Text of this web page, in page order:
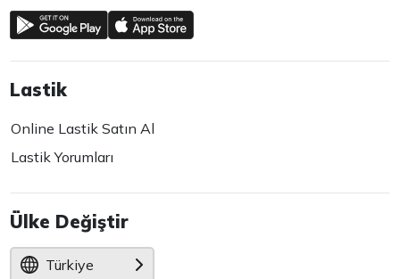
Lastik
Online Lastik Satın Al
Lastik Yorumları
Ülke Değiştir
Türkiye